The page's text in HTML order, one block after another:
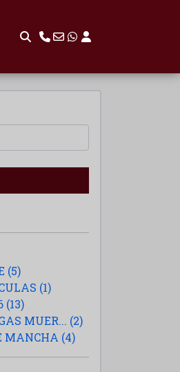
(5)
(1)
(13)
MUER... (2)
MANCHA (4)